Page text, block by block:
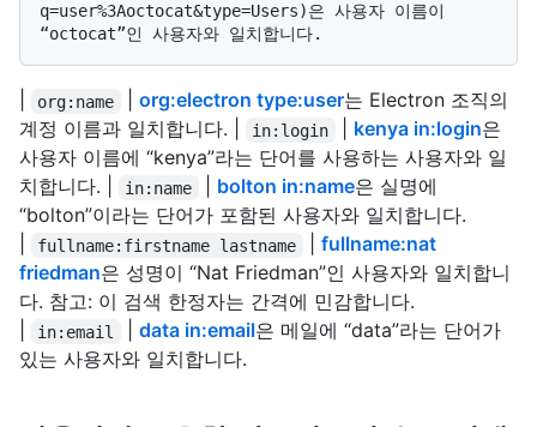
q=user%3Aoctocat&type=Users)은 사용자 이름이
org:name org:electron type:user는 Electron 조직의
계정 이름과 일치합니다. |
in:login kenya in:login은
사용자 이름에 “kenya”라는 단어를 사용하는 사용자와 일
치합니다. |
in:name bolton in:name은 실명에
“bolton”이라는 단어가 포함된 사용자와 일치합니다.
fullname:firstname lastname
fullname:nat
friedman은 성명이 “Nat Friedman”인 사용자와 일치합니
다. 참고: 이 검색 한정자는 간격에 민감합니다.
in:email data in:email은 메일에 “data”라는 단어가
있는 사용자와 일치합니다.